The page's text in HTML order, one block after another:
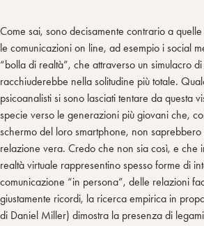
Come sai, sono decisamente contrario a
le comunicazioni on line, ad esempio i social
“bolla di realtà”, che attraverso un simulacro
racchiuderebbe nella solitudine più totale.
psicoanalisti si sono lasciati tentare da questa
specie verso le generazioni più giovani che,
schermo del loro smartphone, non
relazione vera. Credo che non sia così, e che
realtà virtuale rappresentino spesso forme di
comunicazione “in persona”, delle relazioni
giustamente ricordi, la ricerca empirica in
di Daniel Miller) dimostra la presenza di legami